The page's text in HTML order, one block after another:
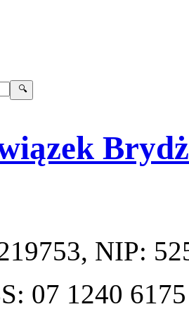
, NIP:
07 1240